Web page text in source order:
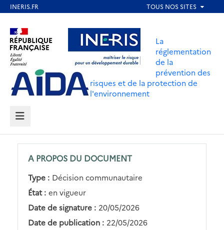
contenu
principal
Aller au contenu Aller au menu
Aller au pied de page
La
réglementation
de la
prévention des
risques et de la protection de
l'environnement
MENU
A PROPOS DU DOCUMENT
Type : Décision communautaire
État : en vigueur
Date de signature : 20/05/2026
Date de publication : 22/05/2026